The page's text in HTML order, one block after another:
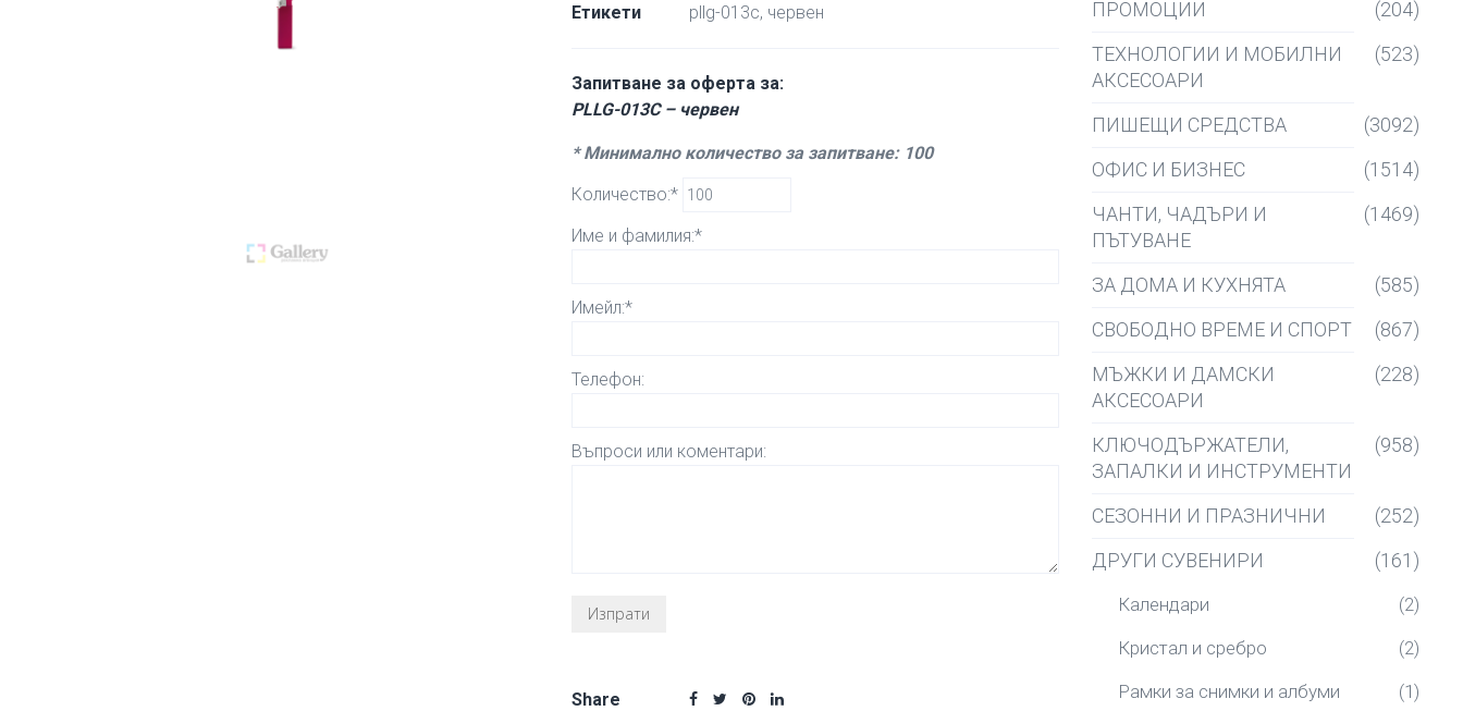
Етикети
pllg-013c, червен
Запитване за оферта за:
PLLG-013C – червен
* Минимално количество за запитване: 100
Количество:*
Име и фамилия:*
Имейл:*
Телефон:
Въпроси или коментари:
Share
ПРОМОЦИИ
(204)
ТЕХНОЛОГИИ И МОБИЛНИ
АКСЕСОАРИ
(523)
ПИШЕЩИ СРЕДСТВА
(3092)
ОФИС И БИЗНЕС
(1514)
ЧАНТИ, ЧАДЪРИ И
ПЪТУВАНЕ
(1469)
ЗА ДОМА И КУХНЯТА
(585)
СВОБОДНО ВРЕМЕ И СПОРТ
(867)
МЪЖКИ И ДАМСКИ
АКСЕСОАРИ
(228)
КЛЮЧОДЪРЖАТЕЛИ,
ЗАПАЛКИ И ИНСТРУМЕНТИ
(958)
СЕЗОННИ И ПРАЗНИЧНИ
(252)
ДРУГИ СУВЕНИРИ
(161)
Календари
(2)
Кристал и сребро
(2)
Рамки за снимки и албуми
(1)